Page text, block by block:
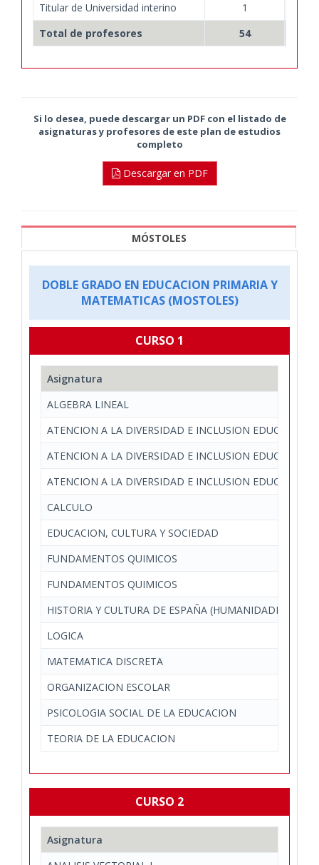
Titular de Universidad interino
1
Total de profesores
54
Si lo desea, puede descargar un PDF con el listado de
asignaturas y profesores de este plan de estudios
completo
Descargar en PDF
MÓSTOLES
DOBLE GRADO EN EDUCACION PRIMARIA Y
MATEMATICAS (MOSTOLES)
CURSO 1
Asignatura
ALGEBRA LINEAL
ATENCION A LA DIVERSIDAD E INCLUSION EDUCATIVA:
ATENCION A LA DIVERSIDAD E INCLUSION EDUCATIVA:
ATENCION A LA DIVERSIDAD E INCLUSION EDUCATIVA:
CALCULO
EDUCACION, CULTURA Y SOCIEDAD
FUNDAMENTOS QUIMICOS
FUNDAMENTOS QUIMICOS
HISTORIA Y CULTURA DE ESPAÑA (HUMANIDADES)
LOGICA
MATEMATICA DISCRETA
ORGANIZACION ESCOLAR
PSICOLOGIA SOCIAL DE LA EDUCACION
TEORIA DE LA EDUCACION
CURSO 2
Asignatura